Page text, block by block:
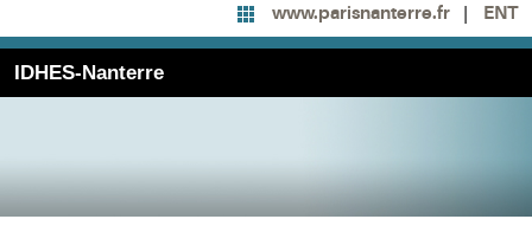
www.parisnanterre.fr ENT
IDHES-Nanterre